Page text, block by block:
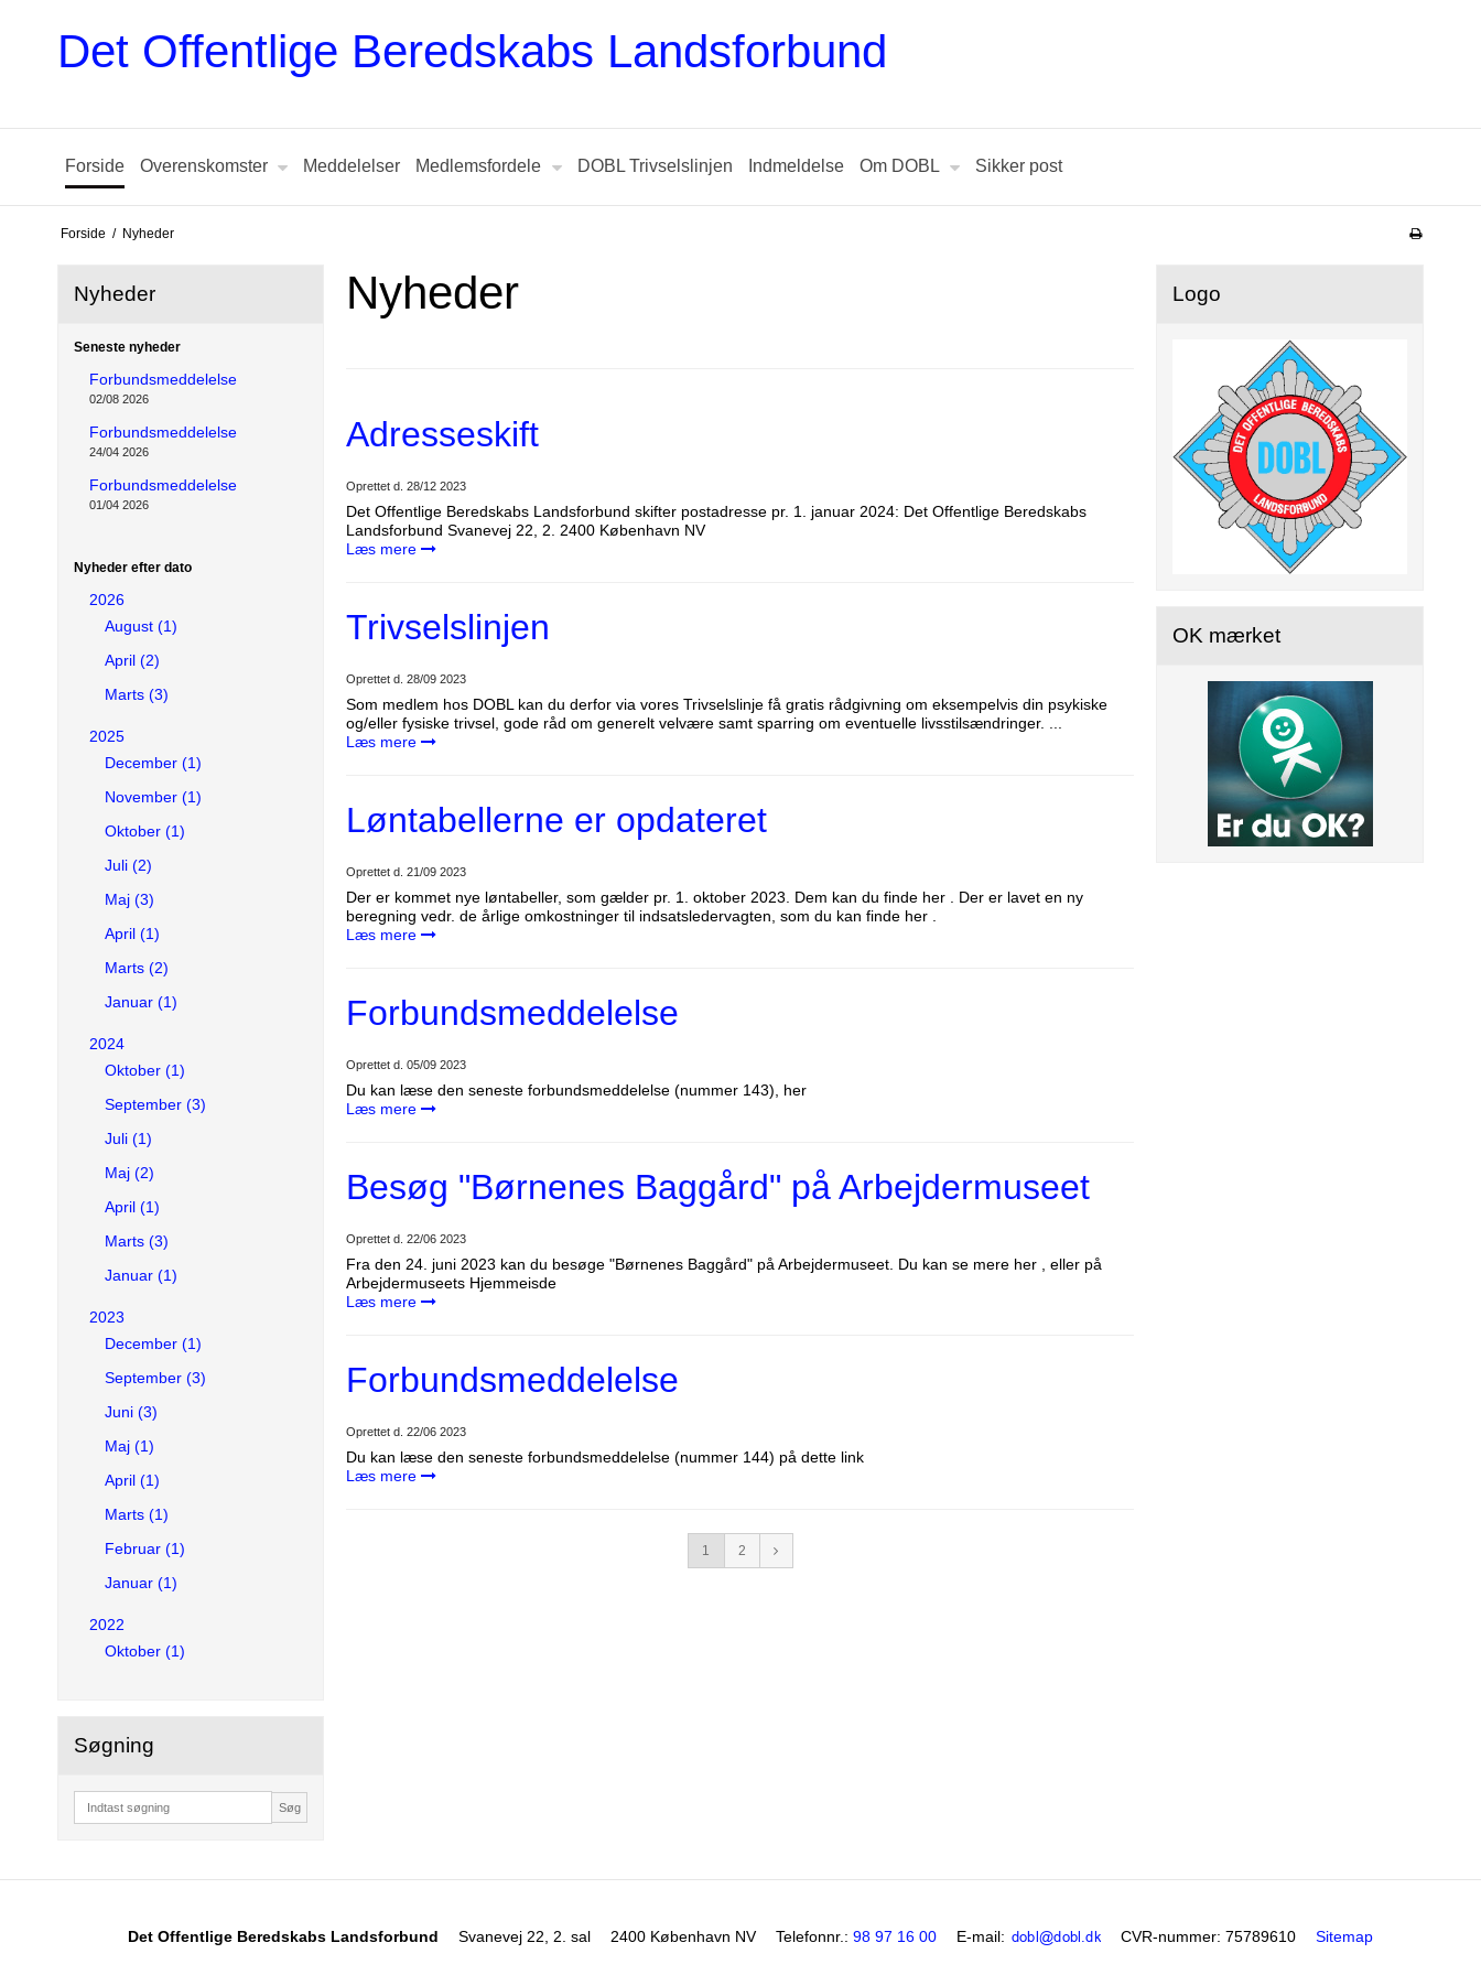
Det Offentlige Beredskabs Landsforbund
Forside Overenskomster Meddelelser Medlemsfordele DOBL Trivselslinjen Indmeldelse Om DOBL Sikker post
Forside / Nyheder
Nyheder
Seneste nyheder
Forbundsmeddelelse
02/08 2026
Forbundsmeddelelse
24/04 2026
Forbundsmeddelelse
01/04 2026
Nyheder efter dato
2026
August (1)
April (2)
Marts (3)
2025
December (1)
November (1)
Oktober (1)
Juli (2)
Maj (3)
April (1)
Marts (2)
Januar (1)
2024
Oktober (1)
September (3)
Juli (1)
Maj (2)
April (1)
Marts (3)
Januar (1)
2023
December (1)
September (3)
Juni (3)
Maj (1)
April (1)
Marts (1)
Februar (1)
Januar (1)
2022
Oktober (1)
Søgning
Søg
Nyheder
Adresseskift
Oprettet d.28/12 2023
Det Offentlige Beredskabs Landsforbund skifter postadresse pr. 1. januar 2024: Det Offentlige Beredskabs
Landsforbund Svanevej 22, 2. 2400 København NV
Læs mere
Trivselslinjen
Oprettet d.28/09 2023
Som medlem hos DOBL kan du derfor via vores Trivselslinje få gratis rådgivning om eksempelvis din psykiske
og/eller fysiske trivsel, gode råd om generelt velvære samt sparring om eventuelle livsstilsændringer. ...
Læs mere
Løntabellerne er opdateret
Oprettet d.21/09 2023
Der er kommet nye løntabeller, som gælder pr. 1. oktober 2023. Dem kan du finde her . Der er lavet en ny
beregning vedr. de årlige omkostninger til indsatsledervagten, som du kan finde her .
Læs mere
Forbundsmeddelelse
Oprettet d.05/09 2023
Du kan læse den seneste forbundsmeddelelse (nummer 143), her
Læs mere
Besøg "Børnenes Baggård" på Arbejdermuseet
Oprettet d.22/06 2023
Fra den 24. juni 2023 kan du besøge "Børnenes Baggård" på Arbejdermuseet. Du kan se mere her , eller på
Arbejdermuseets Hjemmeisde
Læs mere
Forbundsmeddelelse
Oprettet d.22/06 2023
Du kan læse den seneste forbundsmeddelelse (nummer 144) på dette link
Læs mere
1 2
Logo
OK mærket
Det Offentlige Beredskabs Landsforbund Svanevej 22, 2. sal 2400 København NV Telefonnr.: 98 97 16 00 E-mail: CVR-nummer: 75789610 Sitemap